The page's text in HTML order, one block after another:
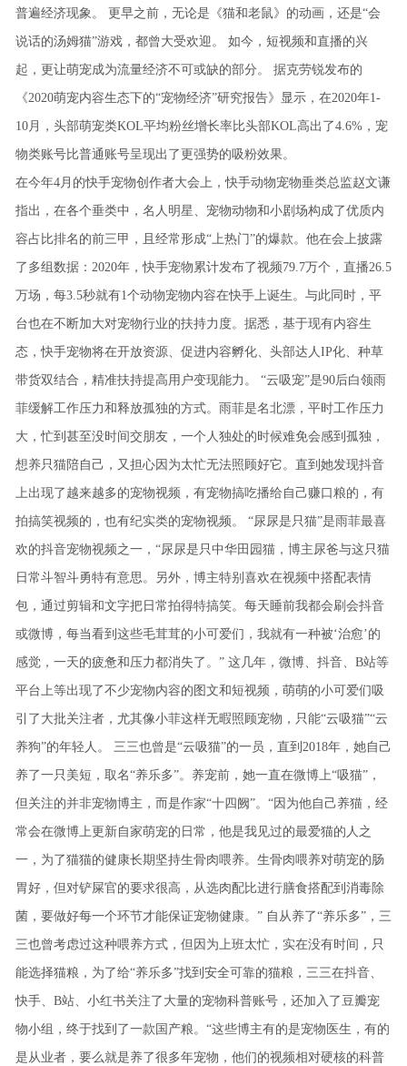
普遍经济现象。 更早之前，无论是《猫和老鼠》的动画，还是“会
说话的汤姆猫”游戏，都曾大受欢迎。 如今，短视频和直播的兴
起，更让萌宠成为流量经济不可或缺的部分。 据克劳锐发布的
《2020萌宠内容生态下的“宠物经济”研究报告》显示，在2020年1-
10月，头部萌宠类KOL平均粉丝增长率比头部KOL高出了4.6%，宠
物类账号比普通账号呈现出了更强势的吸粉效果。
在今年4月的快手宠物创作者大会上，快手动物宠物垂类总监赵文谦
指出，在各个垂类中，名人明星、宠物动物和小剧场构成了优质内
容占比排名的前三甲，且经常形成“上热门”的爆款。他在会上披露
了多组数据：2020年，快手宠物累计发布了视频79.7万个，直播26.5
万场，每3.5秒就有1个动物宠物内容在快手上诞生。与此同时，平
台也在不断加大对宠物行业的扶持力度。据悉，基于现有内容生
态，快手宠物将在开放资源、促进内容孵化、头部达人IP化、种草
带货双结合，精准扶持提高用户变现能力。 “云吸宠”是90后白领雨
菲缓解工作压力和释放孤独的方式。雨菲是名北漂，平时工作压力
大，忙到甚至没时间交朋友，一个人独处的时候难免会感到孤独，
想养只猫陪自己，又担心因为太忙无法照顾好它。直到她发现抖音
上出现了越来越多的宠物视频，有宠物搞吃播给自己赚口粮的，有
拍搞笑视频的，也有纪实类的宠物视频。 “尿尿是只猫”是雨菲最喜
欢的抖音宠物视频之一，“尿尿是只中华田园猫，博主尿爸与这只猫
日常斗智斗勇特有意思。另外，博主特别喜欢在视频中搭配表情
包，通过剪辑和文字把日常拍得特搞笑。每天睡前我都会刷会抖音
或微博，每当看到这些毛茸茸的小可爱们，我就有一种被‘治愈’的
感觉，一天的疲惫和压力都消失了。” 这几年，微博、抖音、B站等
平台上等出现了不少宠物内容的图文和短视频，萌萌的小可爱们吸
引了大批关注者，尤其像小菲这样无暇照顾宠物，只能“云吸猫”“云
养狗”的年轻人。 三三也曾是“云吸猫”的一员，直到2018年，她自己
养了一只美短，取名“养乐多”。养宠前，她一直在微博上“吸猫”，
但关注的并非宠物博主，而是作家“十四阙”。“因为他自己养猫，经
常会在微博上更新自家萌宠的日常，他是我见过的最爱猫的人之
一，为了猫猫的健康长期坚持生骨肉喂养。生骨肉喂养对萌宠的肠
胃好，但对铲屎官的要求很高，从选肉配比进行膳食搭配到消毒除
菌，要做好每一个环节才能保证宠物健康。” 自从养了“养乐多”，三
三也曾考虑过这种喂养方式，但因为上班太忙，实在没有时间，只
能选择猫粮，为了给“养乐多”找到安全可靠的猫粮，三三在抖音、
快手、B站、小红书关注了大量的宠物科普账号，还加入了豆瓣宠
物小组，终于找到了一款国产粮。“这些博主有的是宠物医生，有的
是从业者，要么就是养了很多年宠物，他们的视频相对硬核的科普